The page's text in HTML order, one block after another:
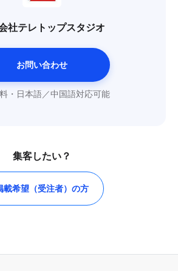
社テレトップスタジオ
お問い合わせ
・日本語／中国語対応可能
集客したい？
載希望（受注者）の方